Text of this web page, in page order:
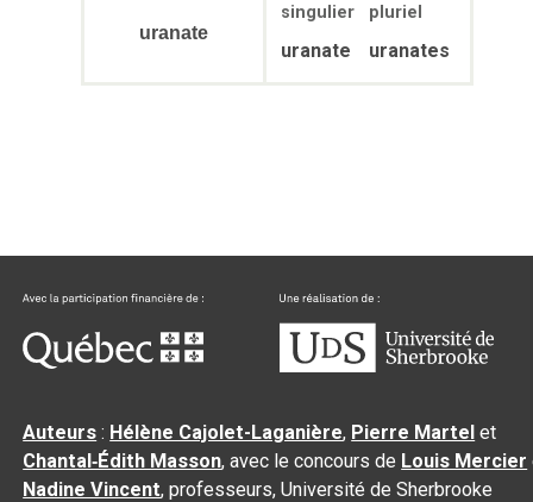
uranate
singulier pluriel
uranate uranates
Auteurs : Hélène Cajolet-Laganière, Pierre Martel et
Chantal‑Édith Masson, avec le concours de Louis Mercier
Nadine Vincent, professeurs, Université de Sherbrooke